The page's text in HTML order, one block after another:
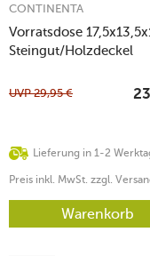
Vorratsdose
Steingut/Holzdeckel
CONTINENTA
Lieferung in 1-2
UVP29,95 €
Preis inkl. MwSt. zzgl.
Warenkorb